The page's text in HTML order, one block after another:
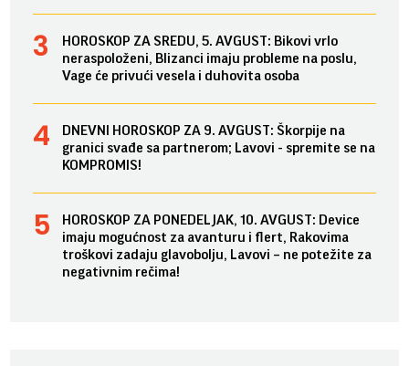
HOROSKOP ZA SREDU, 5. AVGUST: Bikovi vrlo
neraspoloženi, Blizanci imaju probleme na poslu,
Vage će privući vesela i duhovita osoba
DNEVNI HOROSKOP ZA 9. AVGUST: Škorpije na
granici svađe sa partnerom; Lavovi - spremite se na
KOMPROMIS!
HOROSKOP ZA PONEDELJAK, 10. AVGUST: Device
imaju mogućnost za avanturu i flert, Rakovima
troškovi zadaju glavobolju, Lavovi – ne potežite za
negativnim rečima!